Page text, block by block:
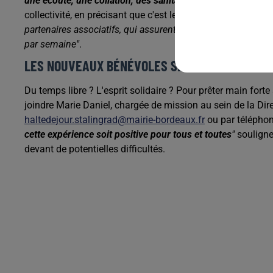
collectivité, en précisant que c'est le Centre communal
partenaires associatifs, qui assurent par ailleurs une
par semaine".
LES NOUVEAUX BÉNÉVOLES SERONT
Du temps libre ? L'esprit solidaire ? Pour prêter main
joindre Marie Daniel, chargée de mission au sein de la
haltedejour.stalingrad@mairie-bordeaux.fr ou par
cette expérience soit positive pour tous et toutes"
devant de potentielles difficultés.